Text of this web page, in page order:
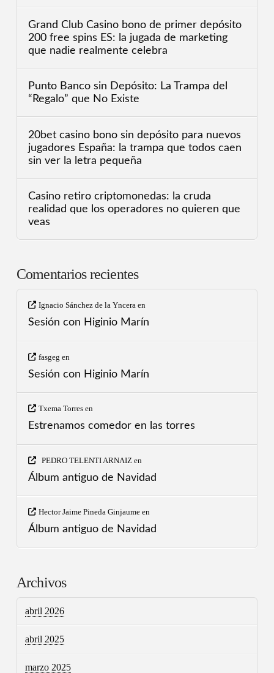
Grand Club Casino bono de primer depósito
200 free spins ES: la jugada de marketing
que nadie realmente celebra
Punto Banco sin Depósito: La Trampa del
“Regalo” que No Existe
20bet casino bono sin depósito para nuevos
jugadores España: la trampa que todos caen
sin ver la letra pequeña
Casino retiro criptomonedas: la cruda
realidad que los operadores no quieren que
veas
Comentarios recientes
Ignacio Sánchez de la Ynceraen
Sesión con Higinio Marín
fasgeg en
Sesión con Higinio Marín
Txema Torresen
Estrenamos comedor en las torres
PEDRO TELENTI ARNAIZ en
Álbum antiguo de Navidad
Hector Jaime Pineda Ginjaumeen
Álbum antiguo de Navidad
Archivos
abril 2026
abril 2025
marzo 2025